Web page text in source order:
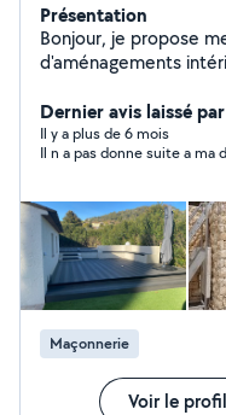
Présentation
Bonjour, je propose
d'aménagements
également je propose
l'aménagement
clôture ,escalier,
Dernier avis laissé
Il y a plus de 6 mois
Il n a pas donne suite a ma
Maçonnerie
Voir le profil